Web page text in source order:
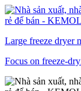
Large freeze dryer
Focus on freeze-